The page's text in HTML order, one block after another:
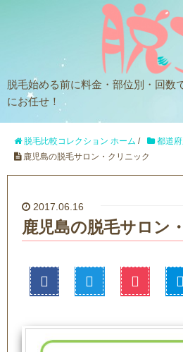
脱毛始める前に料金・部位別・回数
にお任せ！
脱毛比較コレクション ホーム / 都道
鹿児島の脱毛サロン・クリニック
2017.06.16
鹿児島の脱毛サロン